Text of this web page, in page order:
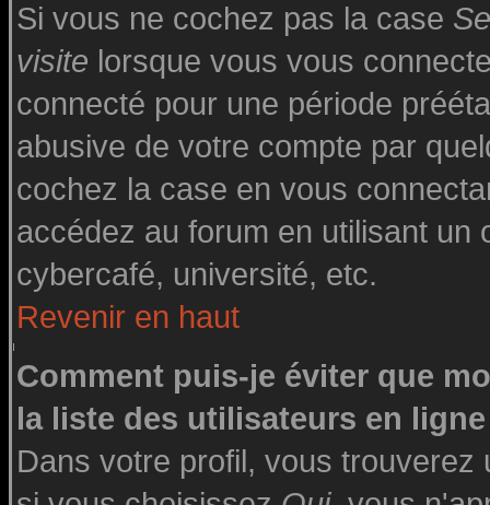
Si vous ne cochez pas la case
visite lorsque vous vous
connecté pour une période
abusive de votre compte par
cochez la case en vous
accédez au forum en utilisant un
cybercafé, université, etc.
Revenir en haut
Comment puis-je éviter que
la liste des utilisateurs en
Dans votre profil, vous trouverez